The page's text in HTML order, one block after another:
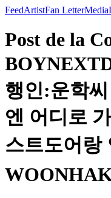
FeedArtistFan LetterMedia
Post de la
행인:운학
엔 어디로
스트도어